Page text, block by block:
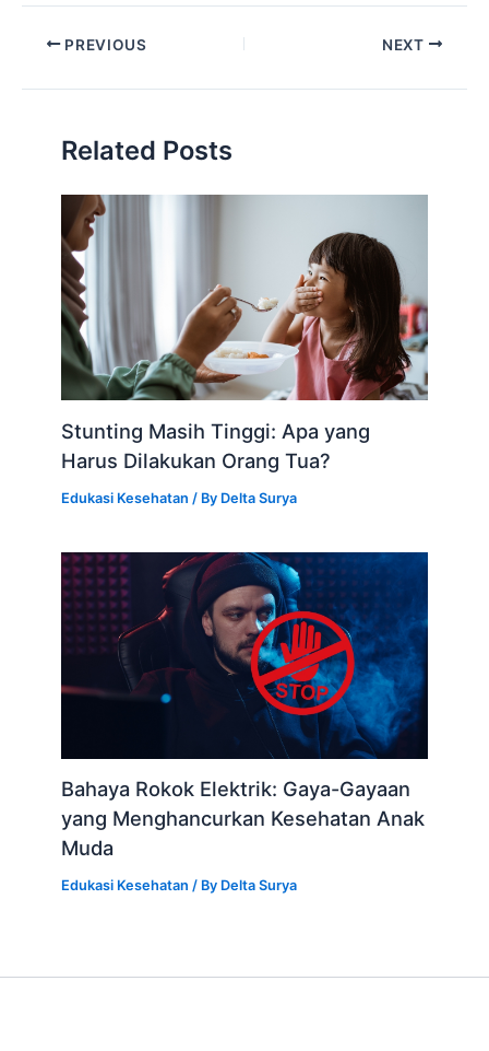
PREVIOUS NEXT
Related Posts
Stunting Masih Tinggi: Apa yang
Harus Dilakukan Orang Tua?
Edukasi Kesehatan / By Delta Surya
Bahaya Rokok Elektrik: Gaya-Gayaan
yang Menghancurkan Kesehatan Anak
Muda
Edukasi Kesehatan / By Delta Surya